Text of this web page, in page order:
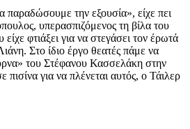
παραδώσουμε την εξουσία», είχε πει
υπερασπιζόμενος τη βίλα του
φτιάξει για να στεγάσει τον έρωτά
Στο ίδιο έργο θεατές πάμε να
του Στέφανου Κασσελάκη στην
για να πλένεται αυτός, ο Τάιλερ